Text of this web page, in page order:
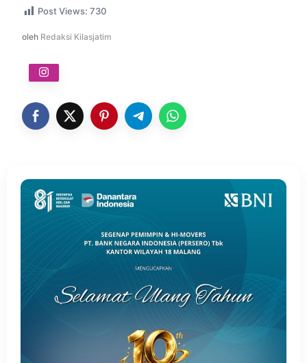
Post Views: 730
oleh Redaksi Kilasjatim